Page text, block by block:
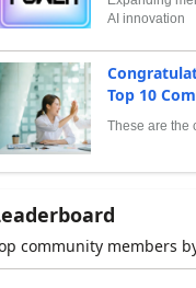
AI innovation
Top 10
These are the
community members